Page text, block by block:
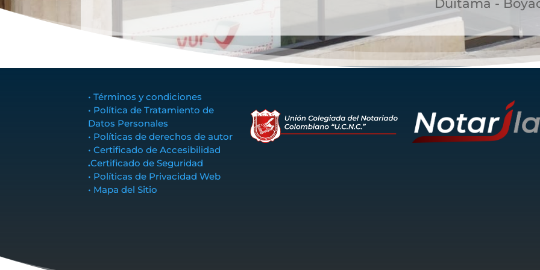
Duitama -
• Términos y condiciones
• Política de Tratamiento de
Datos Personales
• Políticas de derechos de autor
• Certificado de Accesibilidad
.Certificado de Seguridad
• Políticas de Privacidad Web
• Mapa del Sitio